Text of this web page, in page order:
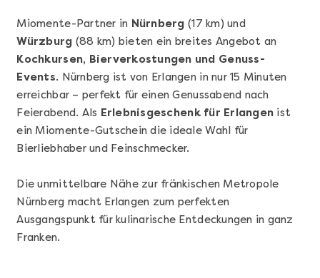
Mehr anzeigen
Sushi Basic Kurs Bonn
Miomente-Partner in Nürnberg (17 km) und
Würzburg (88 km) bieten ein breites Angebot an
Kochkursen, Bierverkostungen und Genuss-
Events. Nürnberg ist von Erlangen in nur 15 Minuten
erreichbar – perfekt für einen Genussabend nach
Feierabend. Als Erlebnisgeschenk für Erlangen ist
ein Miomente-Gutschein die ideale Wahl für
Bierliebhaber und Feinschmecker.
Die unmittelbare Nähe zur fränkischen Metropole
Nürnberg macht Erlangen zum perfekten
Ausgangspunkt für kulinarische Entdeckungen in ganz
Franken.